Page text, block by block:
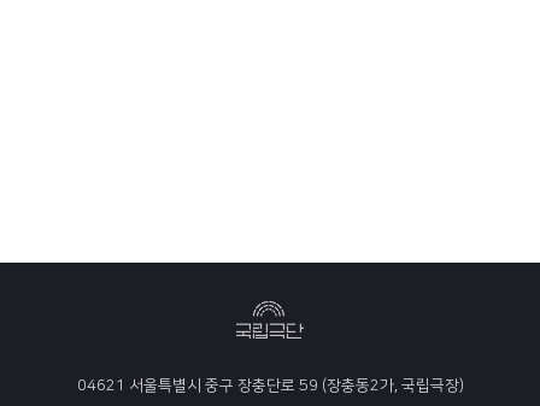
04621 서울특별시 중구 장충단로 59 (장충동2가, 국립극장)